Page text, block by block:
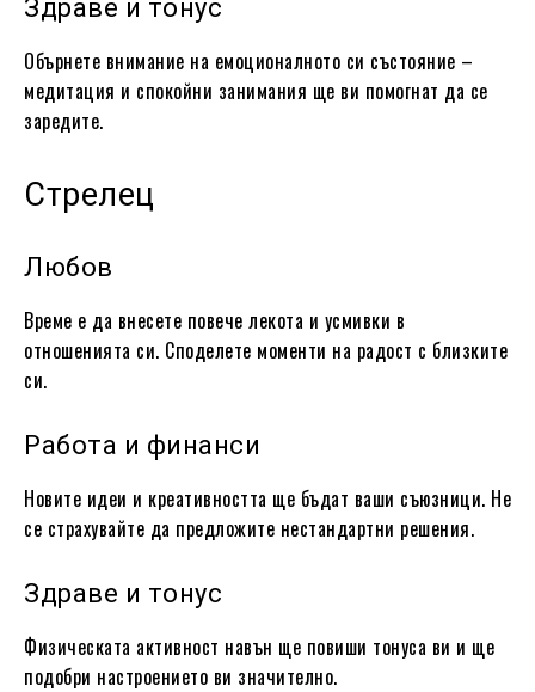
Здраве и тонус
Обърнете внимание на емоционалното си състояние –
медитация и спокойни занимания ще ви помогнат да се
заредите.
Стрелец
Любов
Време е да внесете повече лекота и усмивки в
отношенията си. Споделете моменти на радост с близките
си.
Работа и финанси
Новите идеи и креативността ще бъдат ваши съюзници. Не
се страхувайте да предложите нестандартни решения.
Здраве и тонус
Физическата активност навън ще повиши тонуса ви и ще
подобри настроението ви значително.